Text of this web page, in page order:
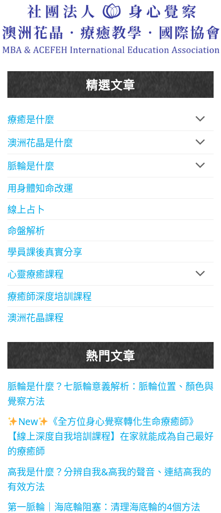
精選文章
療癒是什麼
澳洲花晶是什麼
脈輪是什麼
用身體知命改運
線上占卜
命盤解析
學員課後真實分享
心靈療癒課程
療癒師深度培訓課程
澳洲花晶課程
熱門文章
脈輪是什麼？七脈輪意義解析：脈輪位置、顏色與
覺察方法
New
《全方位身心覺察轉化生命療癒師》
【線上深度自我培訓課程】在家就能成為自己最好
的療癒師
高我是什麼？分辨自我&高我的聲音、連結高我的
有效方法
第一脈輪｜海底輪阻塞：清理海底輪的4個方法